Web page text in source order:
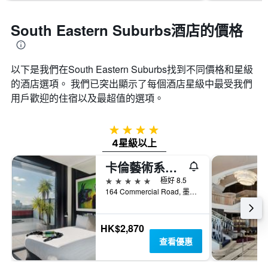
South Eastern Suburbs酒店的價格
以下是我們在South Eastern Suburbs找到不同價格和星級
的酒店選項。 我們已突出顯示了每個酒店星級中最受我們
用戶歡迎的住宿以及最超值的選項。
4星級
4星級以上
卡倫藝術系列酒店 - 普拉蘭
5星級
極好 8.5
164 Commercial Road, 墨爾本, VIC, 澳洲
HK$2,870
查看優惠